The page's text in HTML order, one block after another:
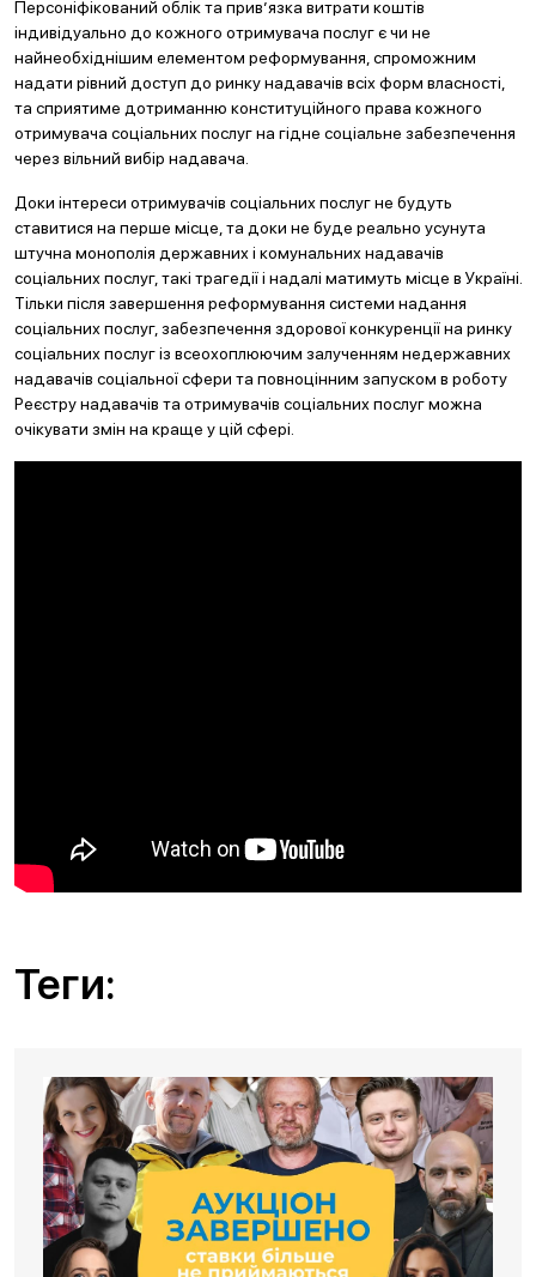
Персоніфікований облік та прив’язка витрати коштів
індивідуально до кожного отримувача послуг є чи не
найнеобхіднішим елементом реформування, спроможним
надати рівний доступ до ринку надавачів всіх форм власності,
та сприятиме дотриманню конституційного права кожного
отримувача соціальних послуг на гідне соціальне забезпечення
через вільний вибір надавача.
Доки інтереси отримувачів соціальних послуг не будуть
ставитися на перше місце, та доки не буде реально усунута
штучна монополія державних і комунальних надавачів
соціальних послуг, такі трагедії і надалі матимуть місце в Україні.
Тільки після завершення реформування системи надання
соціальних послуг, забезпечення здорової конкуренції на ринку
соціальних послуг із всеохоплюючим залученням недержавних
надавачів соціальної сфери та повноцінним запуском в роботу
Реєстру надавачів та отримувачів соціальних послуг можна
очікувати змін на краще у цій сфері.
Теги: